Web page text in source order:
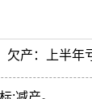
欠产：上半